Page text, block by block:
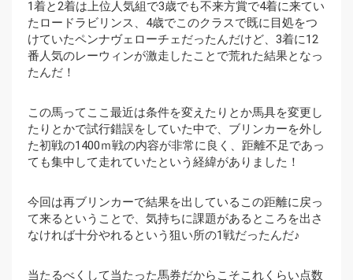
1着と2着は上位人気組で3歳でも不来方賞で4着に来てい
たロードラビリンス、4歳でこのクラスで既に目処をつ
けていたペンナヴェローチェだったんだけど、3着に12
番人気のレーウィンが激走したことで荒れた結果となっ
たんだ！
この馬ってここ最近は条件を変えたりとか馬具を変更し
たりとかで試行錯誤をしていた中で、ブリンカーを外し
た初戦の1400ｍ戦の内容が非常に良く、距離不足であっ
ても集中して走れていたという経緯がありました！
今回は再ブリンカーで結果を出しているこの距離に戻っ
て来るということで、気持ちに課題があるところを出さ
なければ十分やれるという狙い所の1戦だったんだ♪
当たるべくして当たった馬券だからこそこれくらい点数